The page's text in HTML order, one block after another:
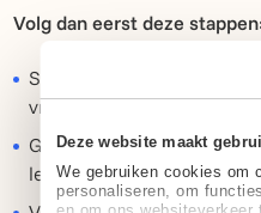
Deze website maakt
We gebruiken cookies om
personaliseren, om
Volg dan eerst deze
Stuur de webwinkel
vraagt om alsnog te
Geef de webwinkel een
leveren, bijvoorbeeld 14